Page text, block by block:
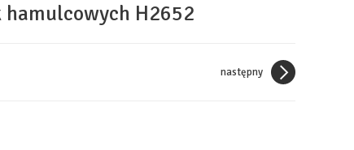
H2652
następny